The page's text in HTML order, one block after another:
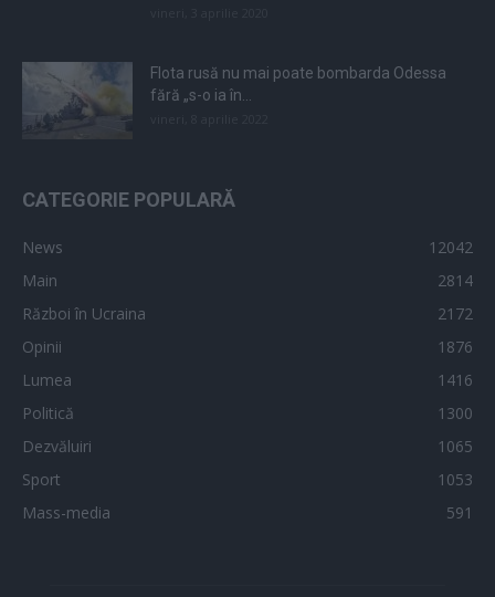
Flota rusă nu mai poate bombarda Odessa
fără „s-o ia în...
CATEGORIE POPULARĂ
News
12042
Main
2814
Război în Ucraina
2172
Opinii
1876
Lumea
1416
Politică
1300
Dezvăluiri
1065
Sport
1053
Mass-media
591